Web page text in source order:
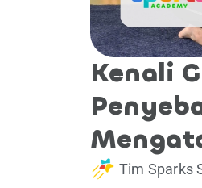
Kenali
Tim Sparks